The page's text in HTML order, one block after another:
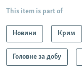
This item is part of
Новини Крим
Головне за добу